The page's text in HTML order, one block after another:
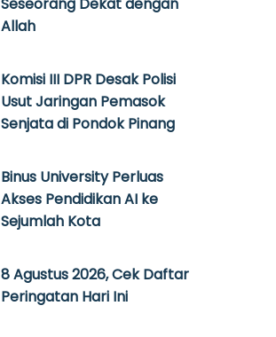
Allah
Komisi III DPR Desak Polisi
Usut Jaringan Pemasok
Senjata di Pondok Pinang
Binus University Perluas
Akses Pendidikan AI ke
Sejumlah Kota
8 Agustus 2026, Cek Daftar
Peringatan Hari Ini